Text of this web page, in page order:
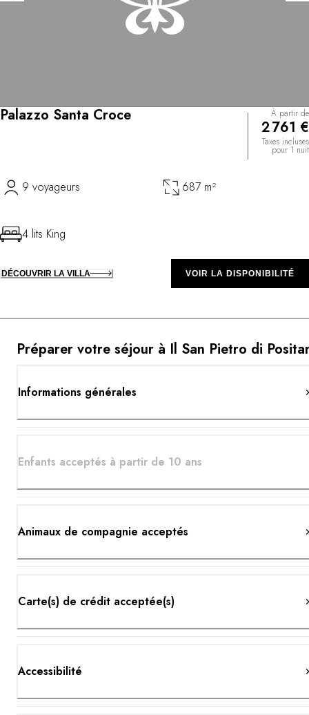
Préparer votre séjour à Il San Pietro di
Informations générales
Enfants acceptés à partir de 10 ans
Animaux de compagnie acceptés
Carte(s) de crédit acceptée(s)
Accessibilité
Palazzo Santa Croce À partir de
2 761 €
Taxes incluses
pour 1 nuit
9 voyageurs 687 m²
4 lits King
DÉCOUVRIR LA VILLA VOIR LA DISPONIBILITÉ